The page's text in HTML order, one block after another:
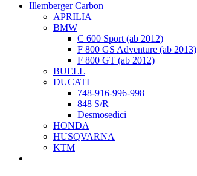
Illemberger Carbon
APRILIA
BMW
C 600 Sport (ab 2012)
F 800 GS Adventure (ab 2013)
F 800 GT (ab 2012)
BUELL
DUCATI
748-916-996-998
848 S/R
Desmosedici
HONDA
HUSQVARNA
KTM